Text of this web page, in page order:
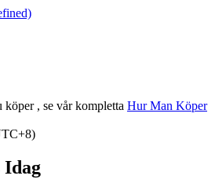
köper , se vår kompletta Hur Man Köper
Idag